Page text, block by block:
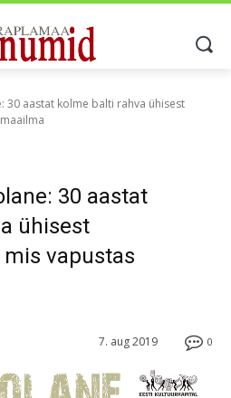
30 aastat kolme balti rahva ühisest
30 aastat
ühisest
vapustas
0
7. aug 2019